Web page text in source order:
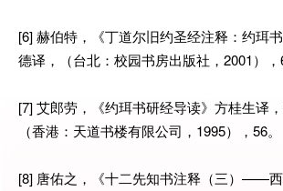
[6] 赫伯特，《丁道尔旧约圣经注释：约珥
德译，（台北：校园书房出版社，2001），
[7] 艾郎劳，《约珥书研经导读》方桂生译
（香港：天道书楼有限公司，1995），56。
[8] 唐佑之，《十二先知书注释（三）——